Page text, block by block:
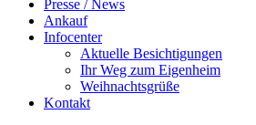
Presse / News
Ankauf
Infocenter
Aktuelle Besichtigungen
Ihr Weg zum Eigenheim
Weihnachtsgrüße
Kontakt